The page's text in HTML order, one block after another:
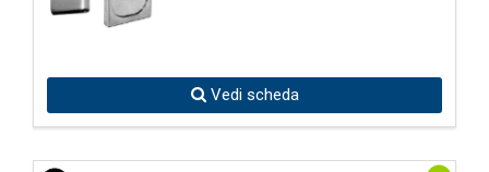
Vedi scheda